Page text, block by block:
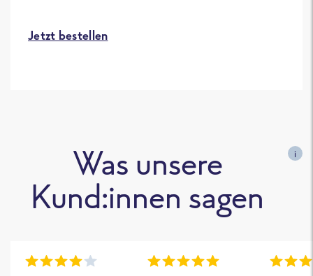
Jetzt bestellen
Was unsere
Kund:innen sagen
i